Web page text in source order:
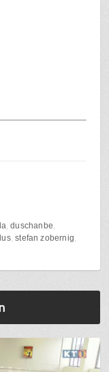
duschanbe
stefan zobernig